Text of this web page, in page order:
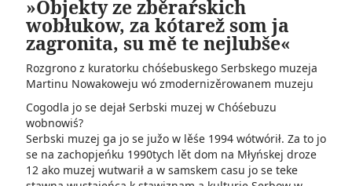
»Objekty ze zběraŕskich
wobłukow, za kótarež som ja
zagronita, su mě te nejlubše«
Rozgrono z kuratorku chóśebuskego Serbskego muzeja
Martinu Nowakoweju wó zmodernizěrowanem muzeju
Cogodla jo se dejał Serbski muzej w Chóśebuzu
wobnowiś?
Serbski muzej ga jo se južo w lěśe 1994 wótwórił. Za to jo
se na zachopjeńku 1990tych lět dom na Młyńskej droze
12 ako muzej wutwarił a w samskem casu jo se teke